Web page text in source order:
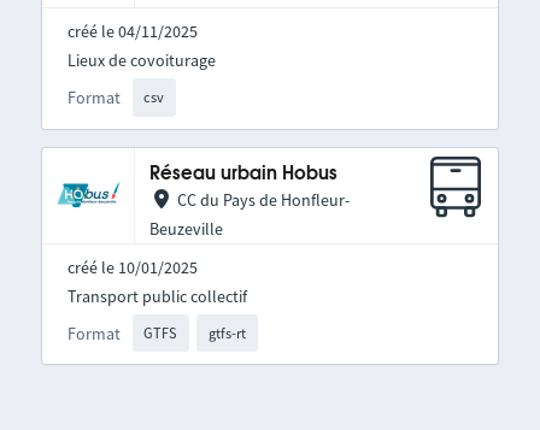
créé le 04/11/2025
Format csv
Lieux de covoiturage
Réseau urbain Hobus
CC du Pays de Honfleur-
Beuzeville
créé le 10/01/2025
Format GTFS gtfs-rt
Transport public collectif